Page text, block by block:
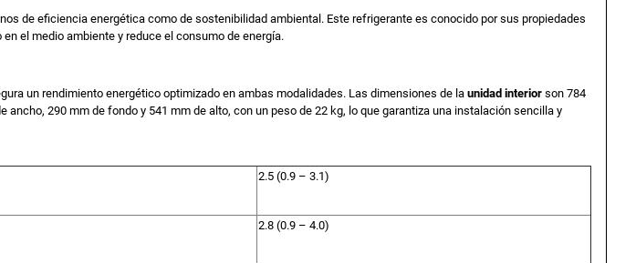
r
4
de eficiencia energética como de sostenibilidad ambiental. Este refrigerante es conocido por sus propiedades
el medio ambiente y reduce el consumo de energía.
un rendimiento energético optimizado en ambas modalidades. Las dimensiones de la unidad interior son 784
ancho, 290 mm de fondo y 541 mm de alto, con un peso de 22 kg, lo que garantiza una instalación sencilla y
2.5 (0.9 – 3.1)
2.8 (0.9 – 4.0)